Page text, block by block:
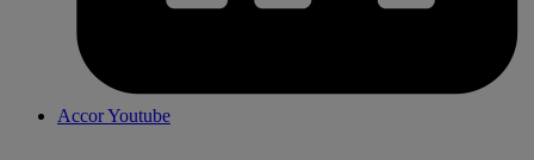
Accor Youtube